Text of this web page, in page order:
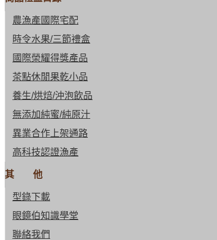
農漁產國際宅配
時令水果/三節禮盒
國際榮耀得獎產品
茶點休閒果乾小品
養生/烘焙/沖泡飲品
無添加純蜜/純原汁
異業合作上架通路
高科技認證漁產
其 他
型錄下載
眼鏡伯知識學堂
聯絡我們